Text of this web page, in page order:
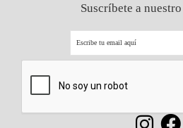
Suscríbete a